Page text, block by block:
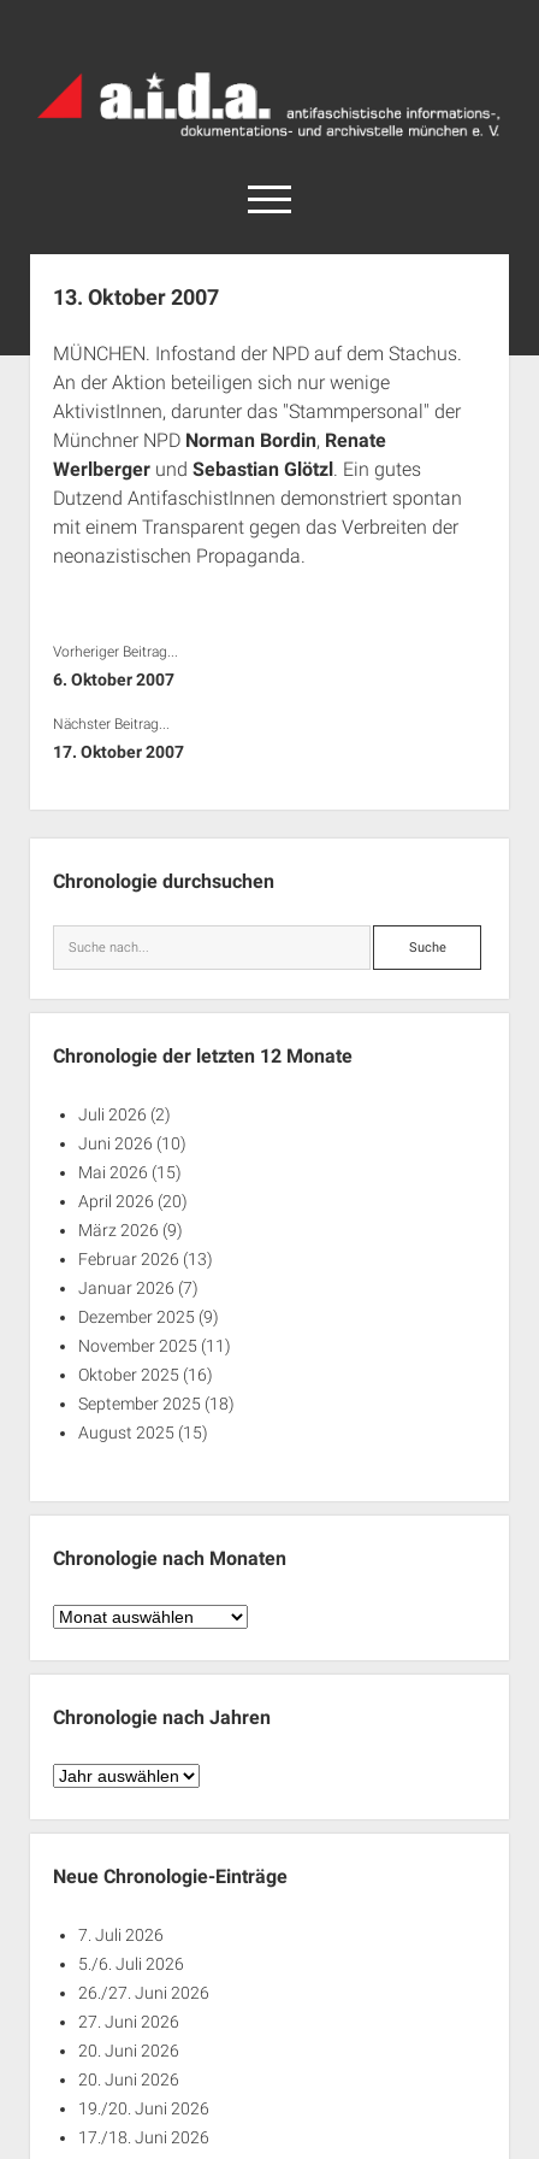
Archiv
München
open
menu
facebook
rss info@aida-archiv.de
Aktuelles
Termine
open
dropdown
menu
Antifaschistische Termine im Süden
Antifaschistische Termine in München
Rechte Termine im Süden
Rechte Termine München
Chronologie
Das Archiv
open
dropdown
menu
a.i.d.a. e. V. unterstützen
Über a.i.d.a.
Impressum
13. Oktober 2007
MÜNCHEN. Infostand der NPD auf dem Stachus.
An der Aktion beteiligen sich nur wenige
AktivistInnen, darunter das "Stammpersonal" der
Münchner NPD Norman Bordin, Renate
Werlberger und Sebastian Glötzl. Ein gutes
Dutzend AntifaschistInnen demonstriert spontan
mit einem Transparent gegen das Verbreiten der
neonazistischen Propaganda.
Vorheriger Beitrag...
6. Oktober 2007
Nächster Beitrag...
17. Oktober 2007
Chronologie durchsuchen
Suche
Chronologie der letzten 12 Monate
Juli 2026 (2)
Juni 2026 (10)
Mai 2026 (15)
April 2026 (20)
März 2026 (9)
Februar 2026 (13)
Januar 2026 (7)
Dezember 2025 (9)
November 2025 (11)
Oktober 2025 (16)
September 2025 (18)
August 2025 (15)
Chronologie nach Monaten
Chronologie
Monaten
Chronologie nach Jahren
Chronologie
Jahren
Neue Chronologie-Einträge
7. Juli 2026
5./6. Juli 2026
26./27. Juni 2026
27. Juni 2026
20. Juni 2026
20. Juni 2026
19./20. Juni 2026
17./18. Juni 2026